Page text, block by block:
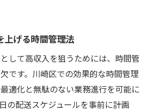
上げる時間管理法
して高収入を狙うためには、時間管
です。川崎区での効果的な時間管理
適化と無駄のない業務進行を可能に
の配送スケジュールを事前に計画